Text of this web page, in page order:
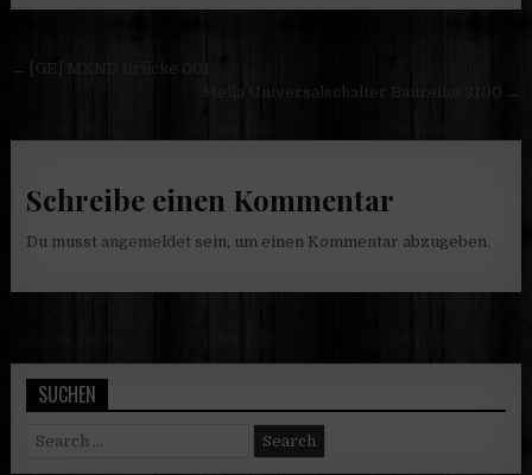
Beitragsnavigation
← [GE] MXND Brücke 001
Hella Universalschalter Baureihe 3100 →
Schreibe einen Kommentar
Du musst angemeldet sein, um einen Kommentar abzugeben.
SUCHEN
Search